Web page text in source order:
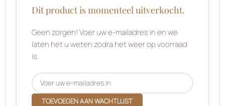
Dit product is momenteel uitverkocht.
Geen zorgen! Voer uw e-mailadres in en we
laten het u weten zodra het weer op voorraad
is.
TOEVOEGEN AAN WACHTLIJST